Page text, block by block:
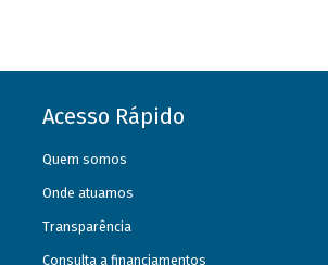
Acesso Rápido
Quem somos
Onde atuamos
Transparência
Consulta a financiamentos